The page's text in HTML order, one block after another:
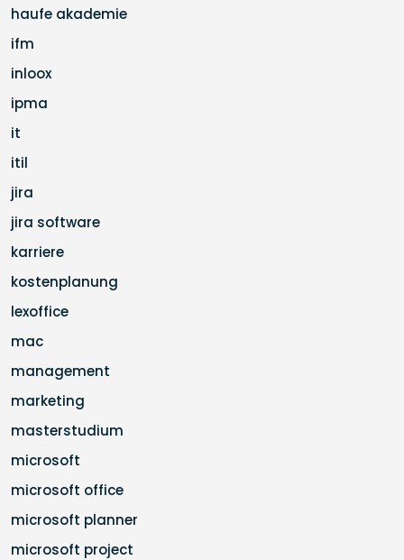
haufe akademie
ifm
inloox
ipma
it
itil
jira
jira software
karriere
kostenplanung
lexoffice
mac
management
marketing
masterstudium
microsoft
microsoft office
microsoft planner
microsoft project